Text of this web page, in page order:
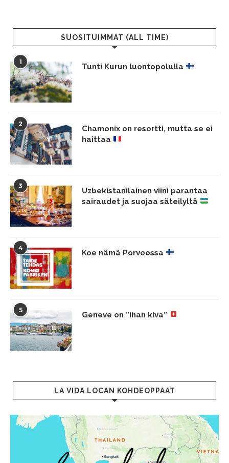
SUOSITUIMMAT (ALL TIME)
1
Tunti Kurun luontopolulla
2
Chamonix on resortti, mutta se ei
haittaa
3
Uzbekistanilainen viini parantaa
sairaudet ja suojaa säteilyltä
4
Koe nämä Porvoossa
5
Geneve on ”ihan kiva”
LA VIDA LOCAN KOHDEOPPAAT